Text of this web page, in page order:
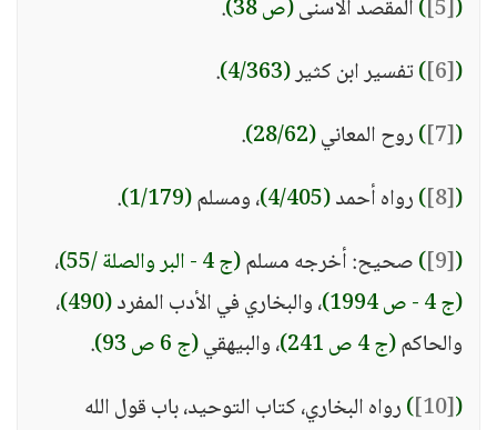
(
[5]
)المقصد الأسنى(ص 38)
.
(
[6]
)تفسير ابن كثير(4/363)
.
(
[7]
)روح المعاني(28/62)
.
(
[8]
)رواه أحمد(4/405) ، ومسلم(1/179)
.
(
[9]
)صحيح: أخرجه مسلم(ج 4 - البر والصلة /55)
،
(ج 4 - ص 1994)
، والبخاري في الأدب المفرد(490)
،
والحاكم(ج 4 ص 241) ، والبيهقي(ج 6 ص 93)
.
(
[10]
)رواه البخاري، كتاب التوحيد، باب قول الله